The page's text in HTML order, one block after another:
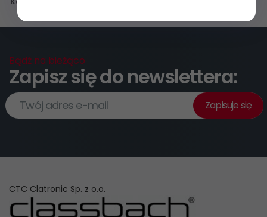
Bądź na bieżąco
Zapisz się do newslettera:
Twój adres e-mail Zapisuje się
CTC Clatronic Sp. z o.o.